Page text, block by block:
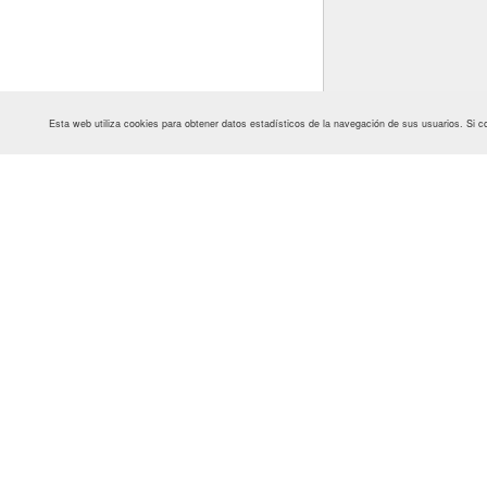
Esta web utiliza cookies para obtener datos estadísticos de la navegación de sus usuarios. Si